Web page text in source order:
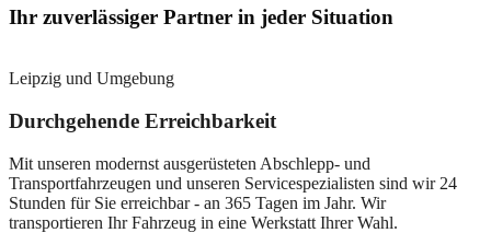
Ihr zuverlässiger Partner in jeder Situation
Leipzig und Umgebung
Durchgehende Erreichbarkeit
Mit unseren modernst ausgerüsteten Abschlepp- und
Transportfahrzeugen und unseren Servicespezialisten sind wir 24
Stunden für Sie erreichbar - an 365 Tagen im Jahr. Wir
transportieren Ihr Fahrzeug in eine Werkstatt Ihrer Wahl.